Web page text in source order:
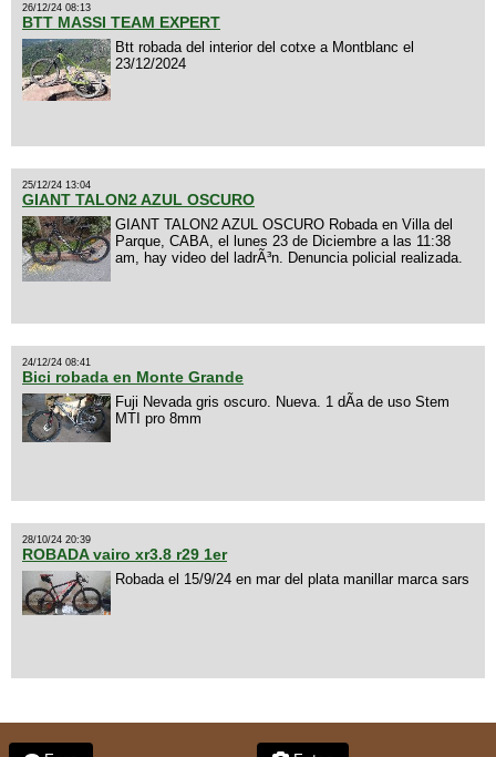
26/12/24 08:13
BTT MASSI TEAM EXPERT
Btt robada del interior del cotxe a Montblanc el
23/12/2024
25/12/24 13:04
GIANT TALON2 AZUL OSCURO
GIANT TALON2 AZUL OSCURO Robada en Villa del
Parque, CABA, el lunes 23 de Diciembre a las 11:38
am, hay video del ladrÃ³n. Denuncia policial realizada.
24/12/24 08:41
Bici robada en Monte Grande
Fuji Nevada gris oscuro. Nueva. 1 dÃ­a de uso Stem
MTI pro 8mm
28/10/24 20:39
ROBADA vairo xr3.8 r29 1er
Robada el 15/9/24 en mar del plata manillar marca sars